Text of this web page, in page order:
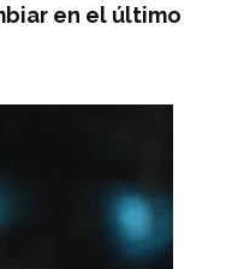
en el último